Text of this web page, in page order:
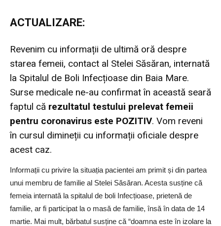
ACTUALIZARE:
Revenim cu informații de ultimă oră despre
starea femeii, contact al Stelei Săsăran, internată
la Spitalul de Boli Infecțioase din Baia Mare.
Surse medicale ne-au confirmat în această seară
faptul că rezultatul testului prelevat femeii
pentru coronavirus este POZITIV. Vom reveni
în cursul dimineții cu informații oficiale despre
acest caz.
Informații cu privire la situația pacientei am primit și din partea
unui membru de familie al Stelei Săsăran. Acesta susține că
femeia internată la spitalul de boli Infecțioase, prietenă de
familie, ar fi participat la o masă de familie, însă în data de 14
martie. Mai mult, bărbatul susține că “doamna este în izolare la